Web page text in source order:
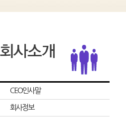
CEO인사말
회사정보